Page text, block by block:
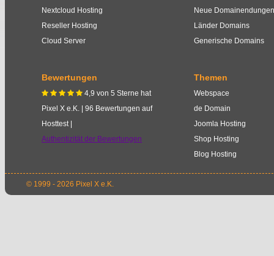
Nextcloud Hosting
Reseller Hosting
Cloud Server
Neue Domainendungen
Länder Domains
Generische Domains
Bewertungen
     4,9 von 5 Sterne hat
Pixel X e.K.
96 Bewertungen auf
Hosttest |
Authentizität der Bewertungen
Themen
Webspace
de Domain
Joomla Hosting
Shop Hosting
Blog Hosting
© 1999 - 2026 Pixel X e.K.